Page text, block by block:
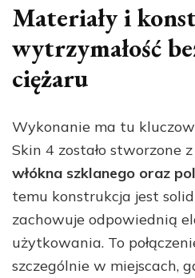
Materiały i
wytrzymałość
ciężaru
Wykonanie ma tu
Skin 4 zostało stworzone z
włókna szklanego oraz
temu konstrukcja jest
zachowuje odpowiednią
użytkowania. To
szczególnie w miejscach,